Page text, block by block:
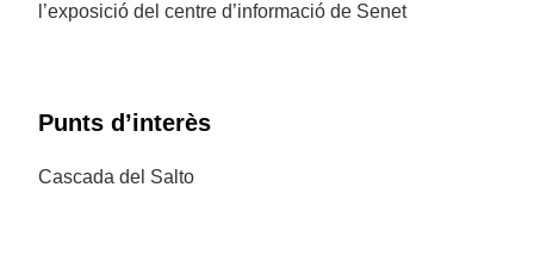
l’exposició del centre d’informació de Senet
Punts d’interès
Cascada del Salto